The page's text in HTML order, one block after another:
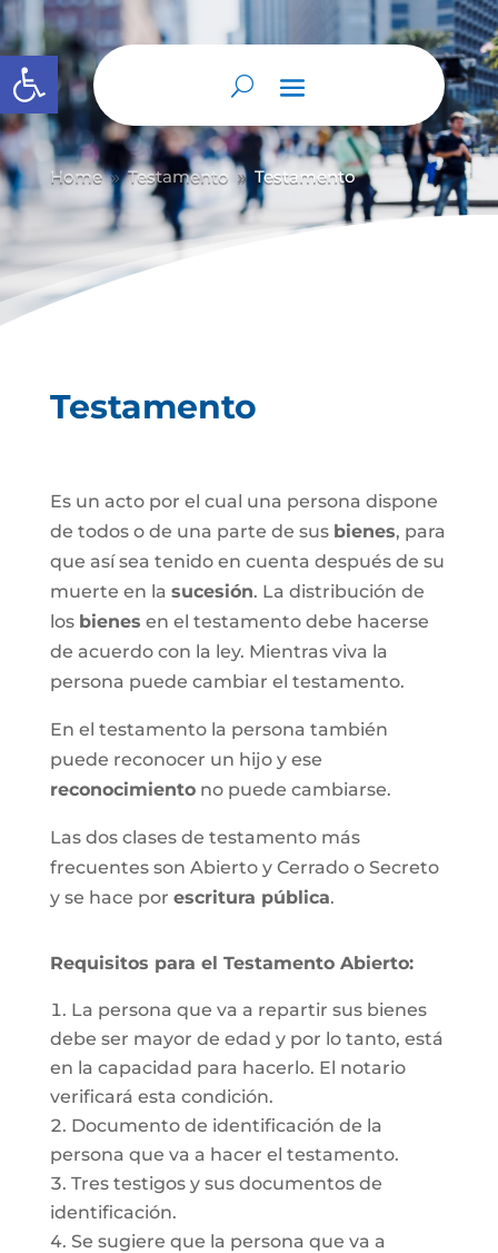
Abrir barra de herramientas
Home 9 Testamento 9 Testamento
Testamento
Es un acto por el cual una persona dispone
de todos o de una parte de sus bienes, para
que así sea tenido en cuenta después de su
muerte en la sucesión. La distribución de
los bienes en el testamento debe hacerse
de acuerdo con la ley. Mientras viva la
persona puede cambiar el testamento.
En el testamento la persona también
puede reconocer un hijo y ese
reconocimientono puede cambiarse.
Las dos clases de testamento más
frecuentes son Abierto y Cerrado o Secreto
y se hace por escritura pública.
Requisitos para el Testamento Abierto:
La persona que va a repartir sus bienes
debe ser mayor de edad y por lo tanto, está
en la capacidad para hacerlo. El notario
verificará esta condición.
Documento de identificación de la
persona que va a hacer el testamento.
Tres testigos y sus documentos de
identificación.
Se sugiere que la persona que va a